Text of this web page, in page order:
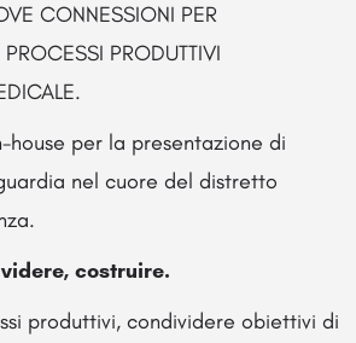
CONNESSIONI PER
PRODUTTIVI
house per la presentazione di
nel cuore del distretto
costruire.
produttivi, condividere obiettivi di